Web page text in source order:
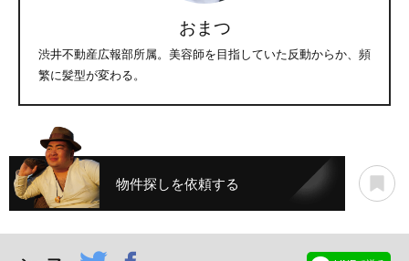
おまつ
渋井不動産広報部所属。美容師を目指していた反動からか、頻
繁に髪型が変わる。
物件探しを依頼する